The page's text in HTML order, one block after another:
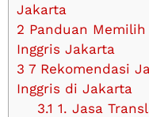
Jakarta
2 Panduan
Inggris Jakarta
3 7 Rekomendasi
Inggris di Jakarta
3.1 1. Jasa